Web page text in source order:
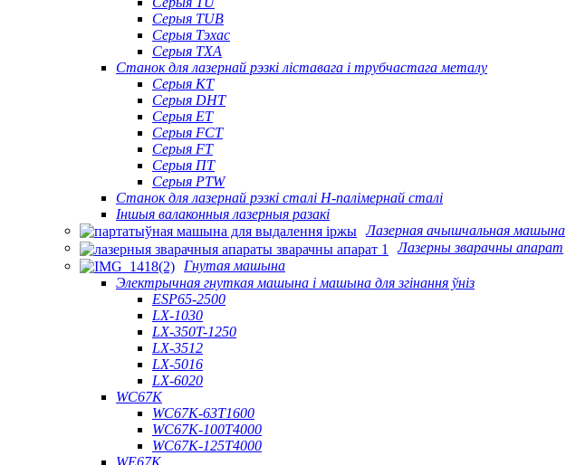
Серыя TUB
Серыя Тэхас
Серыя TXA
Станок для лазернай рэзкі ліставага і трубчастага металу
Серыя КТ
Серыя DHT
Серыя ET
Серыя FCT
Серыя FT
Серыя ПТ
Серыя PTW
Станок для лазернай рэзкі сталі H-палімернай сталі
Іншыя валаконныя лазерныя разакі
Лазерная ачышчальная машына
Лазерны зварачны апарат
Гнутая машына
Электрычная гнуткая машына і машына для згінання ўніз
ESP65-2500
LX-1030
LX-350T-1250
LX-3512
LX-5016
LX-6020
WC67K
WC67K-63T1600
WC67K-100T4000
WC67K-125T4000
WE67K